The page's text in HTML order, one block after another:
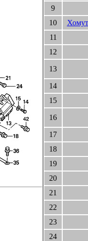
9
10
11
12
13
14
15
16
17
18
19
20
21
22
23
24